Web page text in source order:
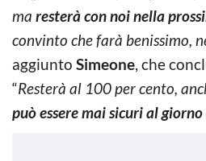
ma resterà con noi nella
convinto che farà benissimo,
aggiunto Simeone, che
“Resterà al 100 per cento,
può essere mai sicuri al giorno